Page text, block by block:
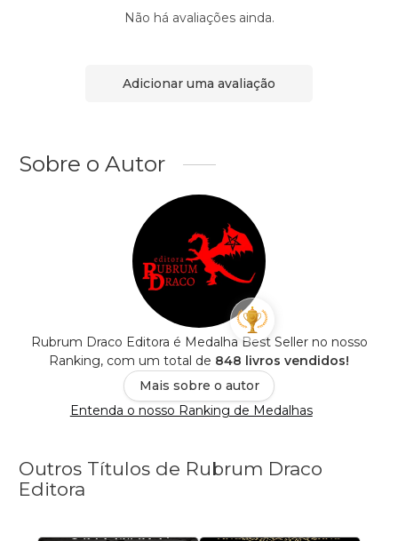
Não há avaliações ainda.
Adicionar uma avaliação
Sobre o Autor
Rubrum Draco Editora é Medalha Best Seller no nosso
Ranking, com um total de 848 livros vendidos!
Mais sobre o autor
Entenda o nosso Ranking de Medalhas
Outros Títulos de Rubrum Draco
Editora